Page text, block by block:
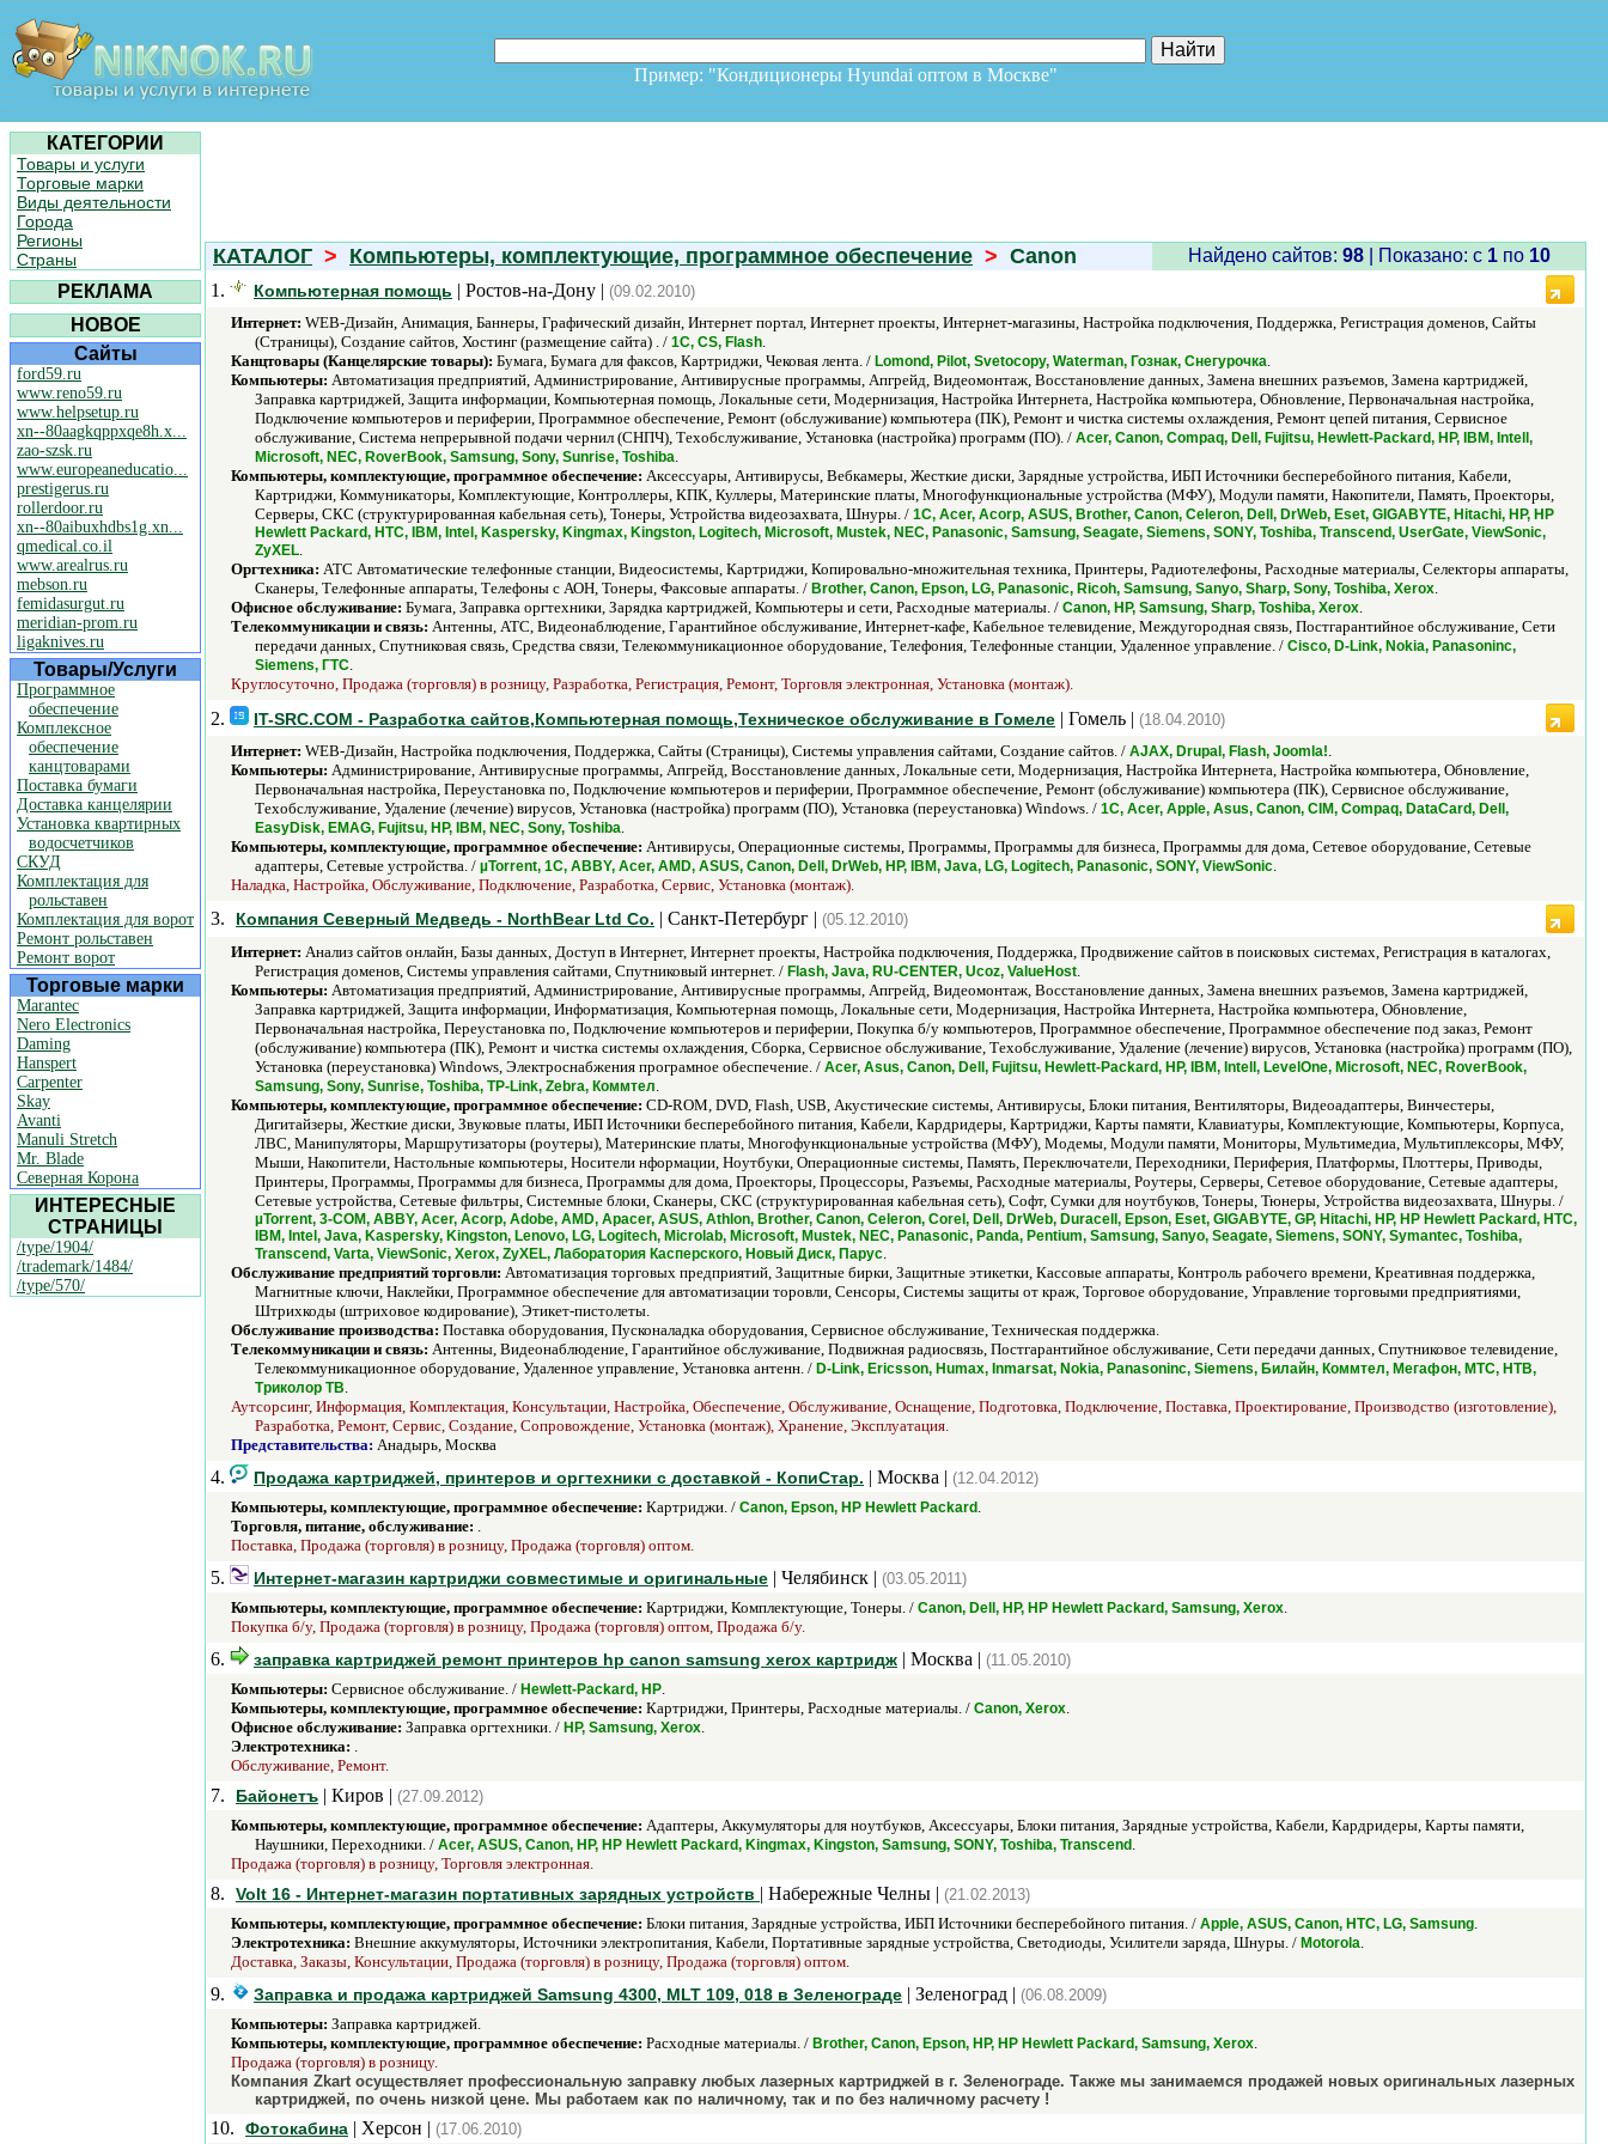
Пример: "Кондиционеры Hyundai оптом в Москве"
КАТЕГОРИИ
Товары и услуги
Торговые марки
Виды деятельности
Города
Регионы
Страны
РЕКЛАМА
НОВОЕ
Сайты
ford59.ru
www.reno59.ru
www.helpsetup.ru
xn--80aagkqppxqe8h.x...
zao-szsk.ru
www.europeaneducatio...
prestigerus.ru
rollerdoor.ru
xn--80aibuxhdbs1g.xn...
qmedical.co.il
www.arealrus.ru
mebson.ru
femidasurgut.ru
meridian-prom.ru
ligaknives.ru
Товары/Услуги
Программное
обеспечение
Комплексное
обеспечение
канцтоварами
Поставка бумаги
Доставка канцелярии
Установка квартирных
водосчетчиков
СКУД
Комплектация для
рольставен
Комплектация для ворот
Ремонт рольставен
Ремонт ворот
Торговые марки
Marantec
Nero Electronics
Daming
Hanspert
Carpenter
Skay
Avanti
Manuli Stretch
Mr. Blade
Северная Корона
ИНТЕРЕСНЫЕ
СТРАНИЦЫ
/type/1904/
/trademark/1484/
/type/570/
КАТАЛОГ > Компьютеры, комплектующие, программное обеспечение > Canon Найдено сайтов: 98| Показано: c 1по 10
1.
Компьютерная помощь | Ростов-на-Дону | (09.02.2010)
Интернет: WEB-Дизайн, Анимация, Баннеры, Графический дизайн, Интернет портал, Интернет проекты, Интернет-магазины, Настройка подключения, Поддержка, Регистрация доменов, Сайты
(Страницы), Создание сайтов, Хостинг (размещение сайта) . / 1С, CS, Flash.
Канцтовары (Канцелярские товары): Бумага, Бумага для факсов, Картриджи, Чековая лента. / Lomond, Pilot, Svetocopy, Waterman, Гознак, Снегурочка.
Компьютеры: Автоматизация предприятий, Администрирование, Антивирусные программы, Апгрейд, Видеомонтаж, Восстановление данных, Замена внешних разъемов, Замена картриджей,
Заправка картриджей, Защита информации, Компьютерная помощь, Локальные сети, Модернизация, Настройка Интернета, Настройка компьютера, Обновление, Первоначальная настройка,
Подключение компьютеров и периферии, Программное обеспечение, Ремонт (обслуживание) компьютера (ПК), Ремонт и чистка системы охлаждения, Ремонт цепей питания, Сервисное
обслуживание, Система непрерывной подачи чернил (СНПЧ), Техобслуживание, Установка (настройка) программ (ПО). / Acer, Canon, Compaq, Dell, Fujitsu, Hewlett-Packard, HP, IBM, Intell,
Microsoft, NEC, RoverBook, Samsung, Sony, Sunrise, Toshiba.
Компьютеры, комплектующие, программное обеспечение: Аксессуары, Антивирусы, Вебкамеры, Жесткие диски, Зарядные устройства, ИБП Источники бесперебойного питания, Кабели,
Картриджи, Коммуникаторы, Комплектующие, Контроллеры, КПК, Куллеры, Материнские платы, Многофункциональные устройства (МФУ), Модули памяти, Накопители, Память, Проекторы,
Серверы, СКС (структурированная кабельная сеть), Тонеры, Устройства видеозахвата, Шнуры. / 1С, Acer, Acorp, ASUS, Brother, Canon, Celeron, Dell, DrWeb, Eset, GIGABYTE, Hitachi, HP, HP
Hewlett Packard, HTC, IBM, Intel, Kaspersky, Kingmax, Kingston, Logitech, Microsoft, Mustek, NEC, Panasonic, Samsung, Seagate, Siemens, SONY, Toshiba, Transcend, UserGate, ViewSonic,
ZyXEL.
Оргтехника: АТС Автоматические телефонные станции, Видеосистемы, Картриджи, Копировально-множительная техника, Принтеры, Радиотелефоны, Расходные материалы, Селекторы аппараты,
Сканеры, Телефонные аппараты, Телефоны с АОН, Тонеры, Факсовые аппараты. / Brother, Canon, Epson, LG, Panasonic, Ricoh, Samsung, Sanyo, Sharp, Sony, Toshiba, Xerox.
Офисное обслуживание: Бумага, Заправка оргтехники, Зарядка картриджей, Компьютеры и сети, Расходные материалы. / Canon, HP, Samsung, Sharp, Toshiba, Xerox.
Телекоммуникации и связь: Антенны, АТС, Видеонаблюдение, Гарантийное обслуживание, Интернет-кафе, Кабельное телевидение, Междугородная связь, Постгарантийное обслуживание, Сети
передачи данных, Спутниковая связь, Средства связи, Телекоммуникационное оборудование, Телефония, Телефонные станции, Удаленное управление. / Cisco, D-Link, Nokia, Panasoninc,
Siemens, ГТС.
Круглосуточно, Продажа (торговля) в розницу, Разработка, Регистрация, Ремонт, Торговля электронная, Установка (монтаж).
2. IT-SRC.COM - Разработка сайтов,Компьютерная помощь,Техническое обслуживание в Гомеле | Гомель | (18.04.2010)
Интернет: WEB-Дизайн, Настройка подключения, Поддержка, Сайты (Страницы), Системы управления сайтами, Создание сайтов. / AJAX, Drupal, Flash, Joomla!.
Компьютеры: Администрирование, Антивирусные программы, Апгрейд, Восстановление данных, Локальные сети, Модернизация, Настройка Интернета, Настройка компьютера, Обновление,
Первоначальная настройка, Переустановка по, Подключение компьютеров и периферии, Программное обеспечение, Ремонт (обслуживание) компьютера (ПК), Сервисное обслуживание,
Техобслуживание, Удаление (лечение) вирусов, Установка (настройка) программ (ПО), Установка (переустановка) Windows. / 1С, Acer, Apple, Asus, Canon, CIM, Compaq, DataCard, Dell,
EasyDisk, EMAG, Fujitsu, HP, IBM, NEC, Sony, Toshiba.
Компьютеры, комплектующие, программное обеспечение: Антивирусы, Операционные системы, Программы, Программы для бизнеса, Программы для дома, Сетевое оборудование, Сетевые
адаптеры, Сетевые устройства. / µTorrent, 1С, ABBY, Acer, AMD, ASUS, Canon, Dell, DrWeb, HP, IBM, Java, LG, Logitech, Panasonic, SONY, ViewSonic.
Наладка, Настройка, Обслуживание, Подключение, Разработка, Сервис, Установка (монтаж).
3. Компания Северный Медведь - NorthBear Ltd Co. | Санкт-Петербург | (05.12.2010)
Интернет: Анализ сайтов онлайн, Базы данных, Доступ в Интернет, Интернет проекты, Настройка подключения, Поддержка, Продвижение сайтов в поисковых системах, Регистрация в каталогах,
Регистрация доменов, Системы управления сайтами, Спутниковый интернет. / Flash, Java, RU-CENTER, Ucoz, ValueHost.
Компьютеры: Автоматизация предприятий, Администрирование, Антивирусные программы, Апгрейд, Видеомонтаж, Восстановление данных, Замена внешних разъемов, Замена картриджей,
Заправка картриджей, Защита информации, Информатизация, Компьютерная помощь, Локальные сети, Модернизация, Настройка Интернета, Настройка компьютера, Обновление,
Первоначальная настройка, Переустановка по, Подключение компьютеров и периферии, Покупка б/у компьютеров, Программное обеспечение, Программное обеспечение под заказ, Ремонт
(обслуживание) компьютера (ПК), Ремонт и чистка системы охлаждения, Сборка, Сервисное обслуживание, Техобслуживание, Удаление (лечение) вирусов, Установка (настройка) программ (ПО),
Установка (переустановка) Windows, Электроснабжения програмное обеспечение. / Acer, Asus, Canon, Dell, Fujitsu, Hewlett-Packard, HP, IBM, Intell, LevelOne, Microsoft, NEC, RoverBook,
Samsung, Sony, Sunrise, Toshiba, TP-Link, Zebra, Коммтел.
Компьютеры, комплектующие, программное обеспечение: CD-ROM, DVD, Flash, USB, Акустические системы, Антивирусы, Блоки питания, Вентиляторы, Видеоадаптеры, Винчестеры,
Дигитайзеры, Жесткие диски, Звуковые платы, ИБП Источники бесперебойного питания, Кабели, Кардридеры, Картриджи, Карты памяти, Клавиатуры, Комплектующие, Компьютеры, Корпуса,
ЛВС, Манипуляторы, Маршрутизаторы (роутеры), Материнские платы, Многофункциональные устройства (МФУ), Модемы, Модули памяти, Мониторы, Мультимедиа, Мультиплексоры, МФУ,
Мыши, Накопители, Настольные компьютеры, Носители нформации, Ноутбуки, Операционные системы, Память, Переключатели, Переходники, Периферия, Платформы, Плоттеры, Приводы,
Принтеры, Программы, Программы для бизнеса, Программы для дома, Проекторы, Процессоры, Разъемы, Расходные материалы, Роутеры, Серверы, Сетевое оборудование, Сетевые адаптеры,
Сетевые устройства, Сетевые фильтры, Системные блоки, Сканеры, СКС (структурированная кабельная сеть), Софт, Сумки для ноутбуков, Тонеры, Тюнеры, Устройства видеозахвата, Шнуры. /
µTorrent, 3-COM, ABBY, Acer, Acorp, Adobe, AMD, Apacer, ASUS, Athlon, Brother, Canon, Celeron, Corel, Dell, DrWeb, Duracell, Epson, Eset, GIGABYTE, GP, Hitachi, HP, HP Hewlett Packard, HTC,
IBM, Intel, Java, Kaspersky, Kingston, Lenovo, LG, Logitech, Microlab, Microsoft, Mustek, NEC, Panasonic, Panda, Pentium, Samsung, Sanyo, Seagate, Siemens, SONY, Symantec, Toshiba,
Transcend, Varta, ViewSonic, Xerox, ZyXEL, Лаборатория Касперского, Новый Диск, Парус.
Обслуживание предприятий торговли: Автоматизация торговых предприятий, Защитные бирки, Защитные этикетки, Кассовые аппараты, Контроль рабочего времени, Креативная поддержка,
Магнитные ключи, Наклейки, Программное обеспечение для автоматизации торовли, Сенсоры, Системы защиты от краж, Торговое оборудование, Управление торговыми предприятиями,
Штрихкоды (штриховое кодирование), Этикет-пистолеты.
Обслуживание производства: Поставка оборудования, Пусконаладка оборудования, Сервисное обслуживание, Техническая поддержка.
Телекоммуникации и связь: Антенны, Видеонаблюдение, Гарантийное обслуживание, Подвижная радиосвязь, Постгарантийное обслуживание, Сети передачи данных, Спутниковое телевидение,
Телекоммуникационное оборудование, Удаленное управление, Установка антенн. / D-Link, Ericsson, Humax, Inmarsat, Nokia, Panasoninc, Siemens, Билайн, Коммтел, Мегафон, МТС, НТВ,
Триколор ТВ.
Аутсорсинг, Информация, Комплектация, Консультации, Настройка, Обеспечение, Обслуживание, Оснащение, Подготовка, Подключение, Поставка, Проектирование, Производство (изготовление),
Разработка, Ремонт, Сервис, Создание, Сопровождение, Установка (монтаж), Хранение, Эксплуатация.
Представительства: Анадырь, Москва
4. Продажа картриджей, принтеров и оргтехники с доставкой - КопиСтар. | Москва | (12.04.2012)
Компьютеры, комплектующие, программное обеспечение: Картриджи. / Canon, Epson, HP Hewlett Packard .
Торговля, питание, обслуживание: .
Поставка, Продажа (торговля) в розницу, Продажа (торговля) оптом.
5. Интернет-магазин картриджи совместимые и оригинальные | Челябинск | (03.05.2011)
Компьютеры, комплектующие, программное обеспечение: Картриджи, Комплектующие, Тонеры. / Canon, Dell, HP, HP Hewlett Packard, Samsung, Xerox.
Покупка б/у, Продажа (торговля) в розницу, Продажа (торговля) оптом, Продажа б/у.
6. заправка картриджей ремонт принтеров hp canon samsung xerox картридж | Москва | (11.05.2010)
Компьютеры: Сервисное обслуживание. / Hewlett-Packard, HP.
Компьютеры, комплектующие, программное обеспечение: Картриджи, Принтеры, Расходные материалы. / Canon, Xerox.
Офисное обслуживание: Заправка оргтехники. / HP, Samsung, Xerox.
Электротехника: .
Обслуживание, Ремонт.
7. Байонетъ | Киров | (27.09.2012)
Компьютеры, комплектующие, программное обеспечение: Адаптеры, Аккумуляторы для ноутбуков, Аксессуары, Блоки питания, Зарядные устройства, Кабели, Кардридеры, Карты памяти,
Наушники, Переходники. / Acer, ASUS, Canon, HP, HP Hewlett Packard, Kingmax, Kingston, Samsung, SONY, Toshiba, Transcend .
Продажа (торговля) в розницу, Торговля электронная.
8. Volt 16 - Интернет-магазин портативных зарядных устройств | Набережные Челны | (21.02.2013)
Компьютеры, комплектующие, программное обеспечение: Блоки питания, Зарядные устройства, ИБП Источники бесперебойного питания. / Apple, ASUS, Canon, HTC, LG, Samsung.
Электротехника: Внешние аккумуляторы, Источники электропитания, Кабели, Портативные зарядные устройства, Светодиоды, Усилители заряда, Шнуры. / Motorola.
Доставка, Заказы, Консультации, Продажа (торговля) в розницу, Продажа (торговля) оптом.
9. Заправка и продажа картриджей Samsung 4300, MLT 109, 018 в Зеленограде | Зеленоград | (06.08.2009)
Компьютеры: Заправка картриджей.
Компьютеры, комплектующие, программное обеспечение: Расходные материалы. / Brother, Canon, Epson, HP, HP Hewlett Packard, Samsung, Xerox.
Продажа (торговля) в розницу.
Компания Zkart осуществляет профессиональную заправку любых лазерных картриджей в г. Зеленограде. Также мы занимаемся продажей новых оригинальных лазерных
картриджей, по очень низкой цене. Мы работаем как по наличному, так и по без наличному расчету !
10. Фотокабина | Херсон | (17.06.2010)